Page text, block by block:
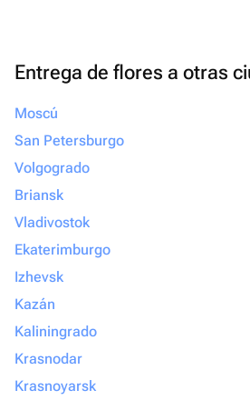
Entrega de flores a otras
Moscú
San Petersburgo
Volgogrado
Briansk
Vladivostok
Ekaterimburgo
Izhevsk
Kazán
Kaliningrado
Krasnodar
Krasnoyarsk